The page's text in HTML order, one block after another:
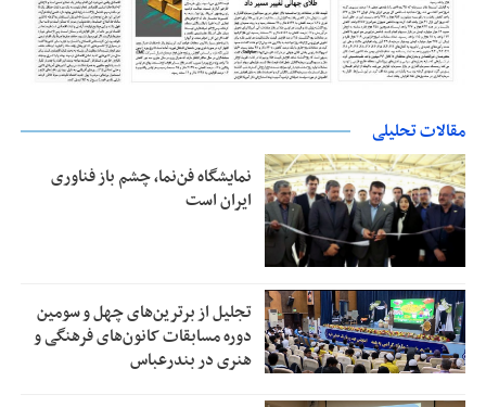
مقالات تحلیلی
نمایشگاه فن‌نما، چشم باز فناوری
ایران است
تجلیل از بر‌ترین‌های چهل و سومین
دوره مسابقات کانون‌های فرهنگی و
هنری در بندرعباس